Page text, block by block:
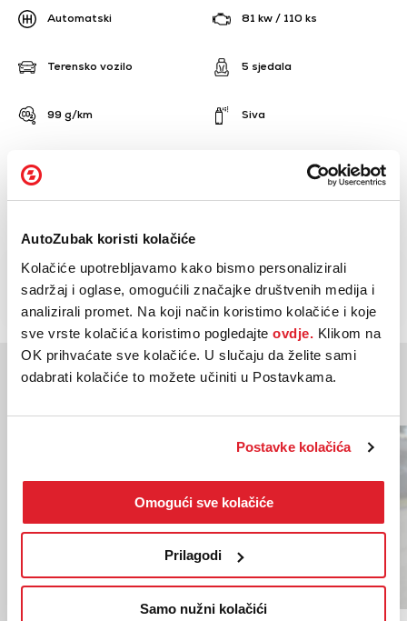
AutoZubak koristi kolačiće
Kolačiće upotrebljavamo kako bismo personalizirali
sadržaj i oglase, omogućili značajke društvenih medija i
analizirali promet. Na koji način koristimo kolačiće i koje
sve vrste kolačića koristimo pogledajte ovdje. Klikom na
OK prihvaćate sve kolačiće. U slučaju da želite sami
odabrati kolačiće to možete učiniti u Postavkama.
Postavke kolačića
Omogući sve kolačiće
Prilagodi
Samo nužni kolačići
Automatski 81 kw / 110 ks
Terensko vozilo 5 sjedala
99 g/km Siva
BESPLATNI TELEFON
Moglo bi vas zanimati